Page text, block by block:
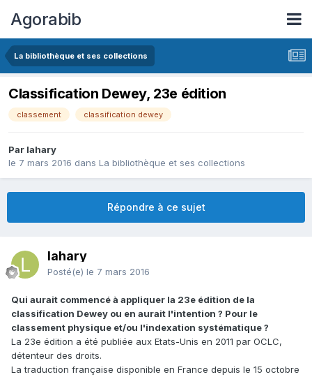
Agorabib
La bibliothèque et ses collections
Classification Dewey, 23e édition
classement classification dewey
Par lahary
le 7 mars 2016 dans La bibliothèque et ses collections
Répondre à ce sujet
lahary
Posté(e) le 7 mars 2016
Qui aurait commencé à appliquer la 23e édition de la
classification Dewey ou en aurait l'intention ? Pour le
classement physique et/ou l'indexation systématique ?
La 23e édition a été publiée aux Etats-Unis en 2011 par OCLC,
détenteur des droits.
La traduction française disponible en France depuis le 15 octobre